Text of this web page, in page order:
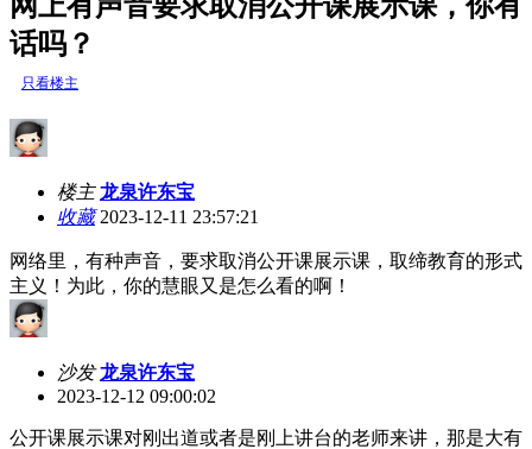
话吗？
只看楼主
楼主 龙泉许东宝
收藏2023-12-11 23:57:21
网络里，有种声音，要求取消公开课展示课，取缔教育的形式
主义！为此，你的慧眼又是怎么看的啊！
沙发 龙泉许东宝
2023-12-12 09:00:02
公开课展示课对刚出道或者是刚上讲台的老师来讲，那是大有